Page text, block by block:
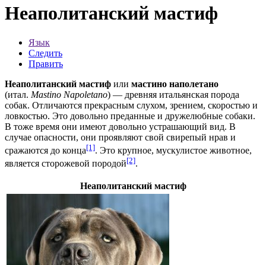
Неаполитанский мастиф
Язык
Следить
Править
Неаполитанский мастиф или мастино наполетано
(итал. Mastino Napoletano) — древняя итальянская порода
собак. Отличаются прекрасным слухом, зрением, скоростью и
ловкостью. Это довольно преданные и дружелюбные собаки.
В тоже время они имеют довольно устрашающий вид. В
случае опасности, они проявляют свой свирепый нрав и
сражаются до конца[1]. Это крупное, мускулистое животное,
является сторожевой породой[2].
Неаполитанский мастиф